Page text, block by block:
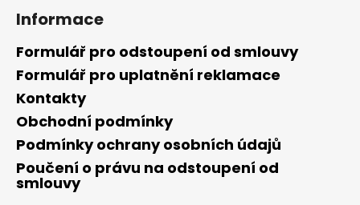
Informace
Formulář pro odstoupení od smlouvy
Formulář pro uplatnění reklamace
Kontakty
Obchodní podmínky
Podmínky ochrany osobních údajů
Poučení o právu na odstoupení od
smlouvy